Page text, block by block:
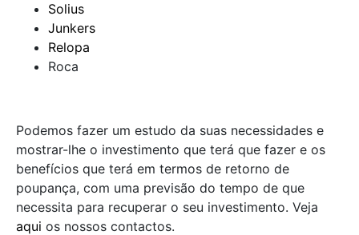
Solius
Junkers
Relopa
Roca
Podemos fazer um estudo da suas necessidades e
mostrar-lhe o investimento que terá que fazer e os
benefícios que terá em termos de retorno de
poupança, com uma previsão do tempo de que
necessita para recuperar o seu investimento. Veja
aqui os nossos contactos.